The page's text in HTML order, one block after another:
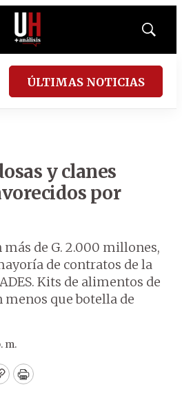
Mostrar
ÚLTIMAS NOTICIAS
y clanes
por
más de G. 2.000 millones,
de contratos de la
Kits de alimentos de
menos que botella de
m.
Print